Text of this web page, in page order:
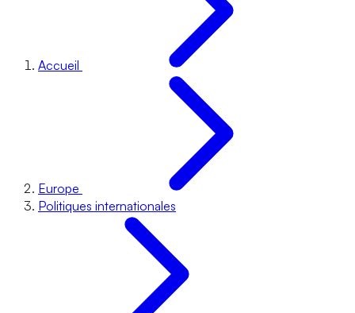
Accueil
Europe
Politiques internationales